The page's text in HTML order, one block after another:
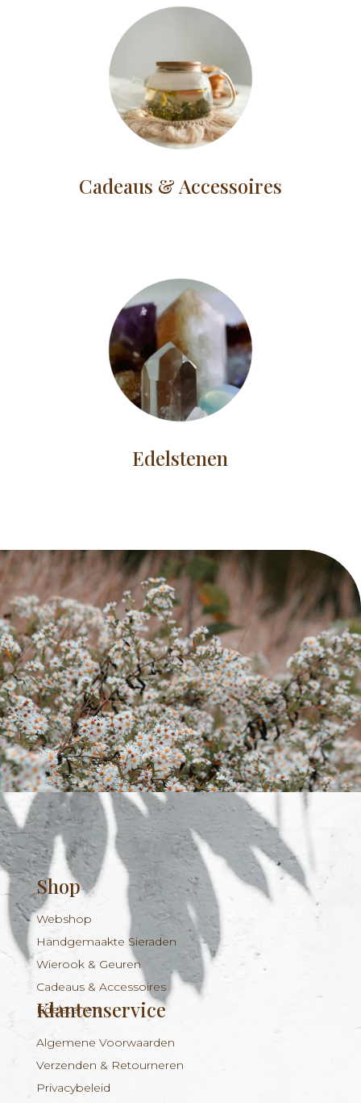
Cadeaus & Accessoires
Edelstenen
Shop
Webshop
Handgemaakte Sieraden
Wierook & Geuren
Cadeaus & Accessoires
Edelstenen
Klantenservice
Algemene Voorwaarden
Verzenden & Retourneren
Privacybeleid